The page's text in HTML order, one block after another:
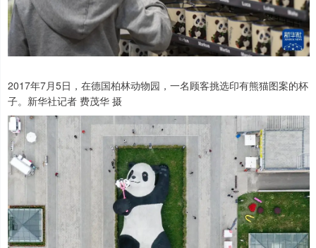
2017年7月5日，在德国柏林动物园，一名顾客挑选印有熊猫图案的杯
子。新华社记者 费茂华 摄